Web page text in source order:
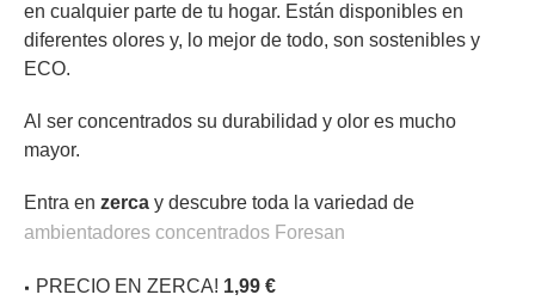
en cualquier parte de tu hogar. Están disponibles en
diferentes olores y, lo mejor de todo, son sostenibles y
ECO.
Al ser concentrados su durabilidad y olor es mucho
mayor.
Entra en zerca y descubre toda la variedad de
ambientadores concentrados Foresan
PRECIO EN ZERCA! 1,99 €